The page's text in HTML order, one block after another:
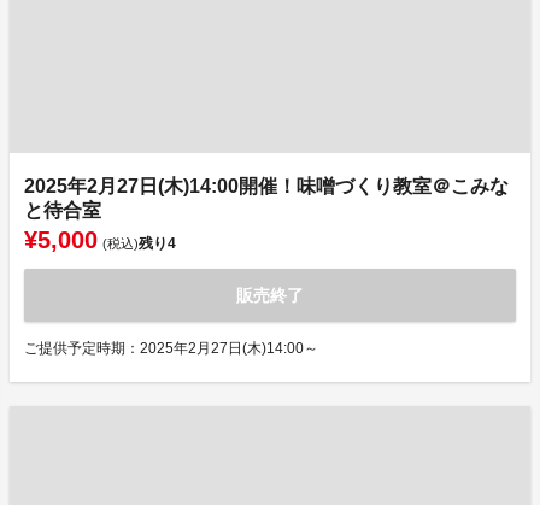
2025年2月27日(木)14:00開催！味噌づくり教室＠こみな
と待合室
¥5,000 (税込)残り4
販売終了
ご提供予定時期：2025年2月27日(木)14:00～